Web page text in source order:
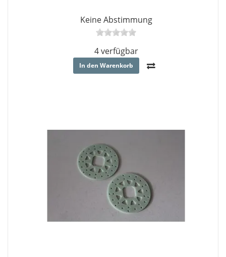
Keine Abstimmung
4 verfügbar
In den Warenkorb